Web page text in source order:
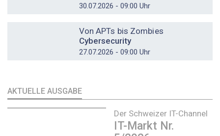
30.07.2026 - 09:00 Uhr
Von APTs bis Zombies
Cybersecurity
27.07.2026 - 09:00 Uhr
AKTUELLE AUSGABE
Der Schweizer IT-Channel
IT-Markt Nr.